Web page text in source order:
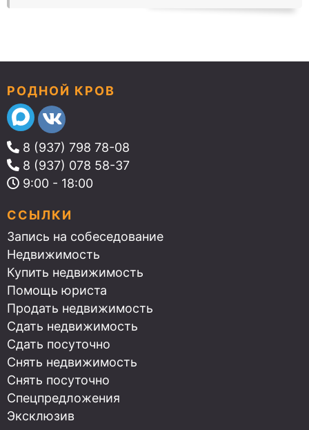
РОДНОЙ КРОВ
8 (937) 798 78-08
8 (937) 078 58-37
9:00 - 18:00
ССЫЛКИ
Запись на собеседование
Недвижимость
Купить недвижимость
Помощь юриста
Продать недвижимость
Сдать недвижимость
Сдать посуточно
Снять недвижимость
Снять посуточно
Спецпредложения
Эксклюзив